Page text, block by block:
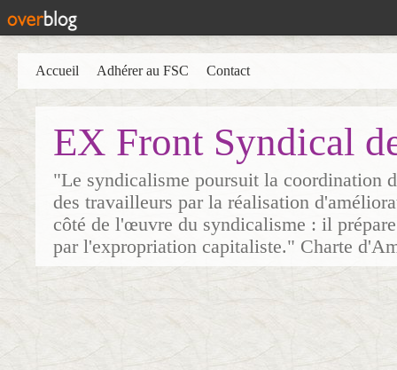
EX Front Syndical
"Le syndicalisme poursuit la coordination
des travailleurs par la réalisation
côté de l'œuvre du syndicalisme : il
par l'expropriation capitaliste." Charte
Accueil Adhérer au FSC Contact